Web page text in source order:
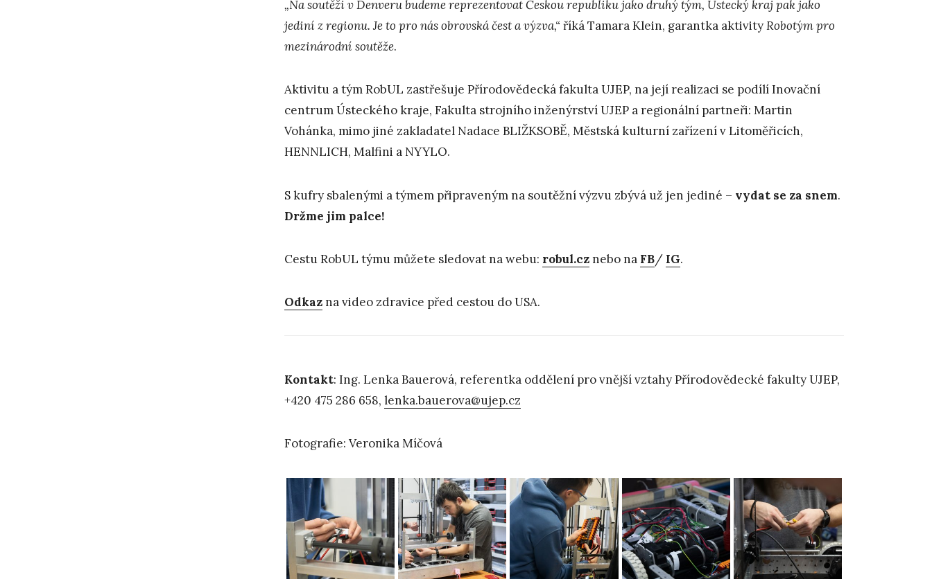
„Na soutěži v Denveru budeme reprezentovat Českou republiku jako druhý tým, Ústecký kraj pak jako
jediní z regionu. Je to pro nás obrovská čest a výzva,“ říká Tamara Klein, garantka aktivityRobotým pro
mezinárodní soutěže.
Aktivitu a tým RobUL zastřešuje Přírodovědecká fakulta UJEP, na její realizaci se podílí Inovační
centrum Ústeckého kraje, Fakulta strojního inženýrství UJEP a regionální partneři: Martin
Vohánka, mimo jiné zakladatel Nadace BLIŽKSOBĚ, Městská kulturní zařízení v Litoměřicích,
HENNLICH, Malfini a NYYLO.
S kufry sbalenými a týmem připraveným na soutěžní výzvu zbývá už jen jediné – vydat se za snem.
Držme jim palce!
Cestu RobUL týmu můžete sledovat na webu: robul.cznebo na FB/ IG.
Odkazna video zdravice před cestou do USA.
Kontakt: Ing. Lenka Bauerová, referentka oddělení pro vnější vztahy Přírodovědecké fakulty UJEP,
+420 475 286 658, lenka.bauerova@ujep.cz
Fotografie: Veronika Míčová